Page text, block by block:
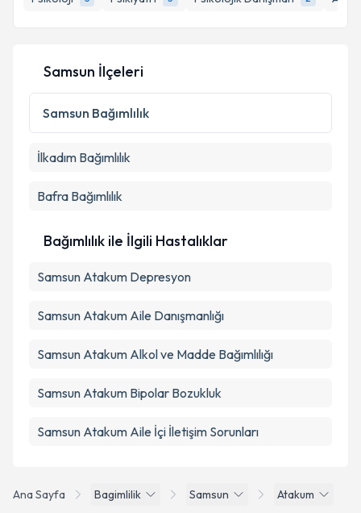
E-posta Adresiniz
Kişisel verilerimin işlenmesine ilişkin
Metni'ni okudum ve kişisel verilerimin belirtilen
Ana Sayfa Bagimlilik Samsun Atakum
Samsun İlçeleri
Samsun Bağımlılık
İlkadım Bağımlılık
Bafra Bağımlılık
Bağımlılık ile İlgili Hastalıklar
Samsun Atakum Depresyon
Samsun Atakum Aile Danışmanlığı
Samsun Atakum Alkol ve Madde Bağımlılığı
Samsun Atakum Bipolar Bozukluk
Samsun Atakum Aile İçi İletişim Sorunları